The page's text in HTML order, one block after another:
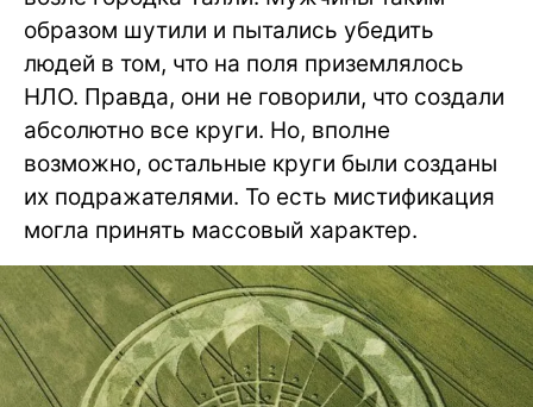
образом шутили и пытались убедить
людей в том, что на поля приземлялось
НЛО. Правда, они не говорили, что создали
абсолютно все круги. Но, вполне
возможно, остальные круги были созданы
их подражателями. То есть мистификация
могла принять массовый характер.